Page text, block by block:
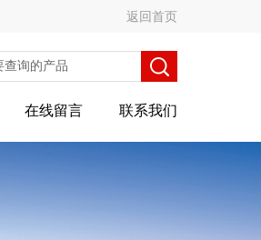
返回首页
在线留言 联系我们